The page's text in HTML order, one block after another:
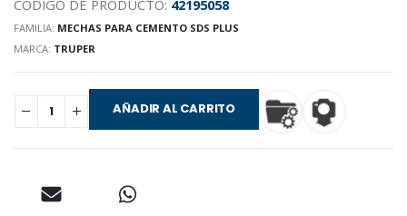
CODIGO DE PRODUCTO: 42195058
FAMILIA: MECHAS PARA CEMENTO SDS PLUS
MARCA: TRUPER
AÑADIR AL CARRITO